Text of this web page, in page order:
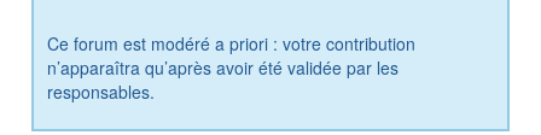
Ce forum est modéré a priori : votre contribution
n’apparaîtra qu’après avoir été validée par les
responsables.